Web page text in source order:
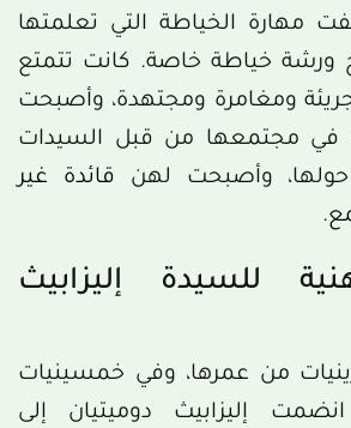
مهارة الخياطة التي تعلمتها
ورشة خياطة خاصة. كانت تتمتع
ومغامرة ومجتهدة، وأصبحت
في مجتمعها من قبل السيدات
حولها، وأصبحت لهن قائدة غير
.
للسيدة إليزابيث
من عمرها، وفي خمسينيات
إليزابيث دوميتيان إلى